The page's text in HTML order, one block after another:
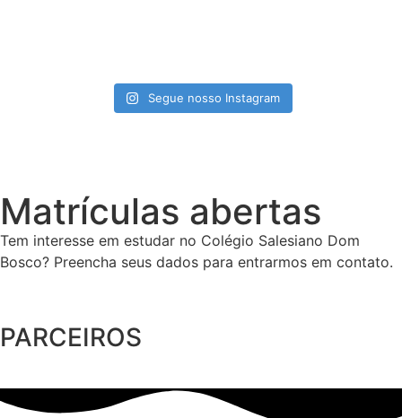
Segue nosso Instagram
Matrículas abertas
Tem interesse em estudar no Colégio Salesiano Dom
Bosco? Preencha seus dados para entrarmos em contato.
PARCEIROS